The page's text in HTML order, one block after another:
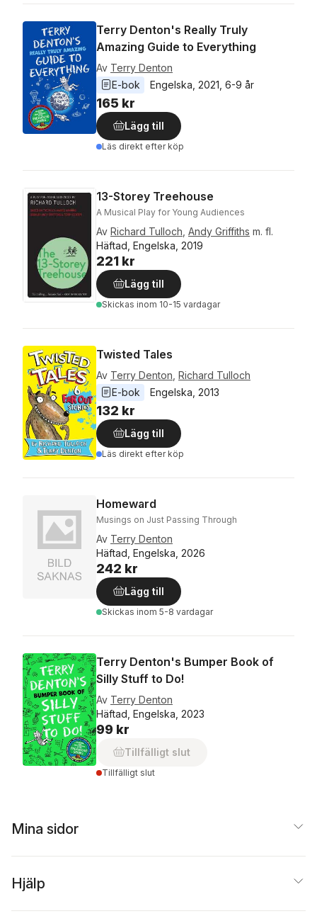
Terry Denton's Really Truly
Amazing Guide to Everything
Av Terry Denton
E-bok
Engelska 2021 6-9 år
165 kr
Lägg till
Läs direkt efter köp
13-Storey Treehouse
A Musical Play for Young Audiences
Av Richard Tulloch Andy Griffiths m. fl.
Häftad, Engelska, 2019
221 kr
Lägg till
Skickas inom 10-15 vardagar
Twisted Tales
Av Terry Denton Richard Tulloch
E-bok
Engelska 2013
132 kr
Lägg till
Läs direkt efter köp
Homeward
Musings on Just Passing Through
Av Terry Denton
Häftad, Engelska, 2026
242 kr
Lägg till
Skickas inom 5-8 vardagar
Terry Denton's Bumper Book of
Silly Stuff to Do!
Av Terry Denton
Häftad, Engelska, 2023
99 kr
Tillfälligt slut
Tillfälligt slut
Mina sidor
Hjälp